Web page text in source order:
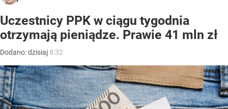
Uczestnicy PPK w ciągu tygodnia
otrzymają pieniądze. Prawie 41 mln zł
Dodano:dzisiaj 8:32